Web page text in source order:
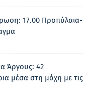
17.00 Προπύλαια-
Άργους: 42
μέσα στη μάχη με τις